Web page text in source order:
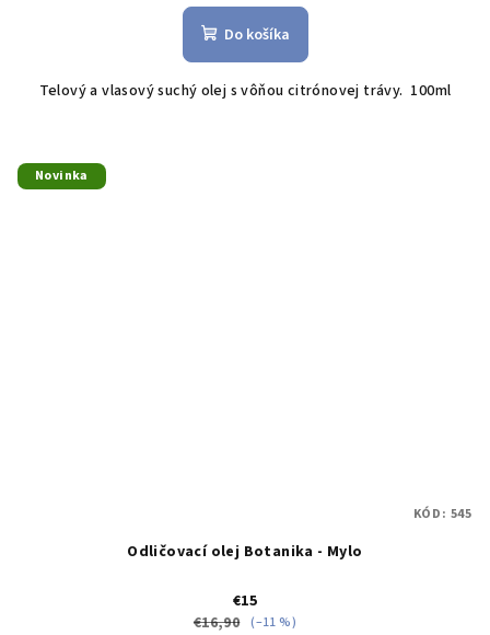
Do košíka
Telový a vlasový suchý olej s vôňou citrónovej trávy. 100ml
Novinka
Odličovací olej Botanika - Mylo
€15
€16,90 (–11 %)
KÓD: 545